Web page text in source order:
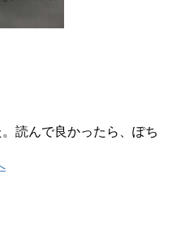
読んで良かったら、ぽち